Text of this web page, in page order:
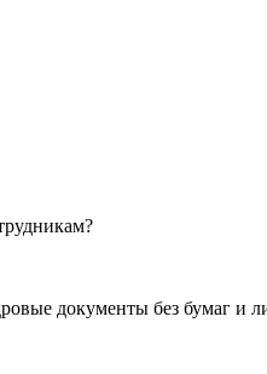
документы без бумаг и